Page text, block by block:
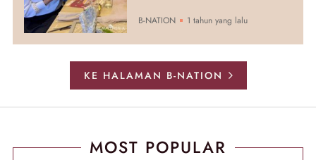
B-NATION 1 tahun yang lalu
KE HALAMAN B-NATION
MOST POPULAR